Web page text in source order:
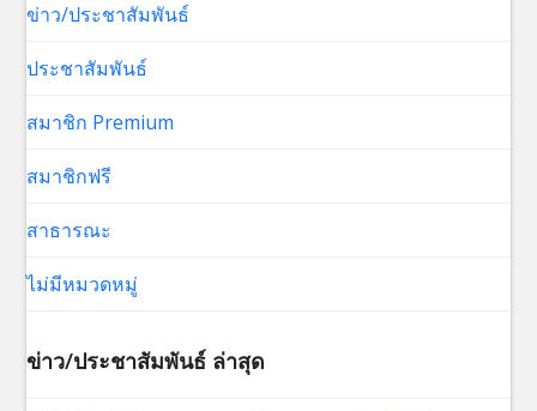
ข่าว/ประชาสัมพันธ์
ประชาสัมพันธ์
สมาชิก Premium
สมาชิกฟรี
สาธารณะ
ไม่มีหมวดหมู่
ข่าว/ประชาสัมพันธ์ ล่าสุด